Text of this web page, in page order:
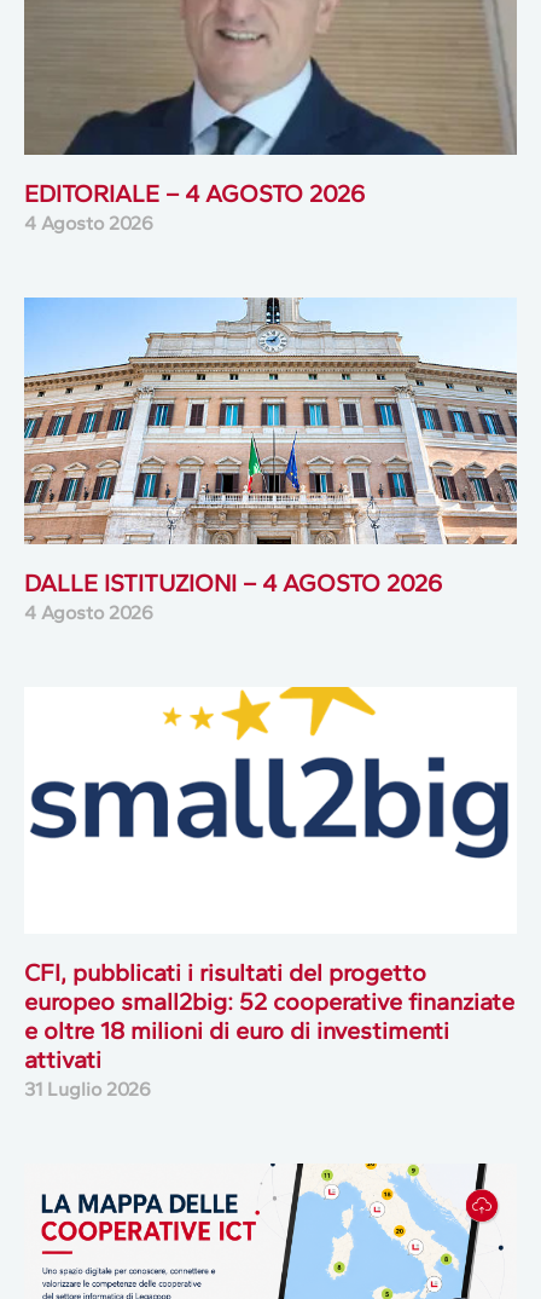
EDITORIALE – 4 AGOSTO 2026
4 Agosto 2026
DALLE ISTITUZIONI – 4 AGOSTO 2026
4 Agosto 2026
CFI, pubblicati i risultati del progetto
europeo small2big: 52 cooperative finanziate
e oltre 18 milioni di euro di investimenti
attivati
31 Luglio 2026